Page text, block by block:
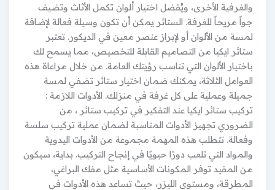
والغرفية الأخرى، ويُفضل اختيار ألوان تكمل الأثاث وتضيف
جواً مريحاً للغرفة. الستائر يمكن أن تكون وسيلة فعالة لإضافة
لمسة من الألوان أو لإبراز عنصر معين في الديكور. تعتبر
ستائر ايكيا من التصاميم القابلة للتخصيص، مما يسمح لك
باختيار الألوان التي تناسب رؤيتك العامة. من خلال مراعاة هذه
العوامل الثلاثة، يمكنك ضمان اختيار ستائر تضفي لمسة
جميلة وعملية على كل غرفة في منزلك. الأدوات اللازمة :
تركيب ستائر ايكيا عند التفكير في تركيب ستائر ، من
الضروري تجهيز الأدوات المناسبة لضمان عملية تركيب سلسة
وفعالة. تتطلب هذه المهمة مجموعة من الأدوات اليدوية
والمواد التي تلعب دورًا حيويًا في إنجاح التركيب. بداية، سيكون
من المفيد توفر المكونات الأساسية مثل مفك البراغي،
المطرقة، ومستوى الليزر، حيث تساعد هذه الأدوات في